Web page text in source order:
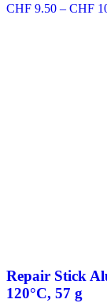
CHF 9.50 – CHF
Repair Stick
120°C, 57 g